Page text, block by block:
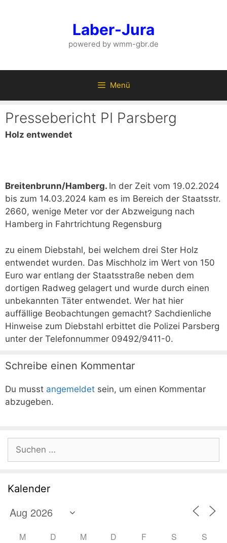
Laber-Jura
powered by wmm-gbr.de
Menü
Pressebericht PI Parsberg
Holz entwendet
Breitenbrunn/Hamberg. In der Zeit vom 19.02.2024
bis zum 14.03.2024 kam es im Bereich der Staatsstr.
2660, wenige Meter vor der Abzweigung nach
Hamberg in Fahrtrichtung Regensburg
zu einem Diebstahl, bei welchem drei Ster Holz
entwendet wurden. Das Mischholz im Wert von 150
Euro war entlang der Staatsstraße neben dem
dortigen Radweg gelagert und wurde durch einen
unbekannten Täter entwendet. Wer hat hier
auffällige Beobachtungen gemacht? Sachdienliche
Hinweise zum Diebstahl erbittet die Polizei Parsberg
unter der Telefonnummer 09492/9411-0.
Schreibe einen Kommentar
Du musst angemeldet sein, um einen Kommentar
abzugeben.
Suchen
nach:
Kalender
M D M D F S S